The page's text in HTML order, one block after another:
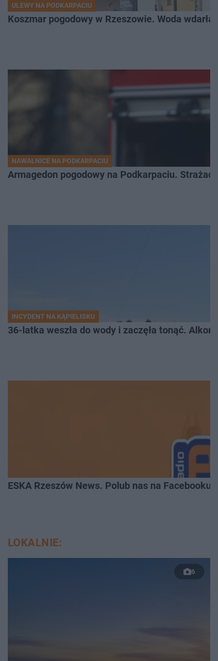
ULEWY NA PODKARPACIU
Koszmar pogodowy w Rzeszowie. Woda
NAWAŁNICE NA PODKARPACIU
Armagedon pogodowy na Podkarpaciu.
INCYDENT NA KĄPIELISKU
36-latka weszła do wody i zaczęła tonąć.
ESKA Rzeszów News. Polub nas na Facebooku!
LOKALNIE:
6